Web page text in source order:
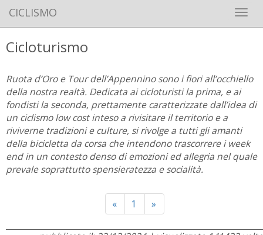
CICLISMO
Cicloturismo
Ruota d’Oro e Tour dell’Appennino sono i fiori all’occhiello
della nostra realtà. Dedicata ai cicloturisti la prima, e ai
fondisti la seconda, prettamente caratterizzate dall’idea di
un ciclismo low cost inteso a rivisitare il territorio e a
riviverne tradizioni e culture, si rivolge a tutti gli amanti
della bicicletta da corsa che intendono trascorrere i week
end in un contesto denso di emozioni ed allegria nel quale
prevale soprattutto spensieratezza e socialità.
«Previous
1 »